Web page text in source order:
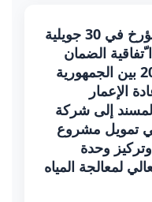
قانون عدد 17 لسنة 2026 مؤرخ في 30 جويلية
ا ّتفاقية الضمان
المبرمة بتاريخ 3 نوفمبر 2025 بين الجمهورية
الإعمار
إلى شركة
تمويل مشروع
وحدة
لمعالجة المياه